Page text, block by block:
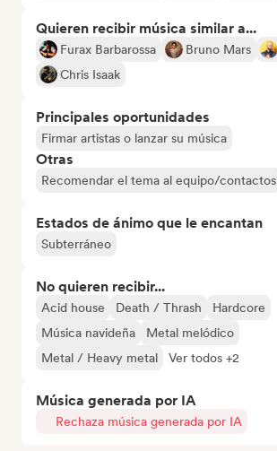
Quieren recibir música similar a...
Furax Barbarossa Bruno Mars
Chris Isaak
Principales oportunidades
Firmar artistas o lanzar su música
Otras
Recomendar el tema al equipo/contactos
Estados de ánimo que le encantan
Subterráneo
No quieren recibir...
Acid house Death / Thrash
Hardcore
Música navideña
Metal melódico
Metal / Heavy metal
Ver todos +2
Música generada por IA
Rechaza música generada por IA